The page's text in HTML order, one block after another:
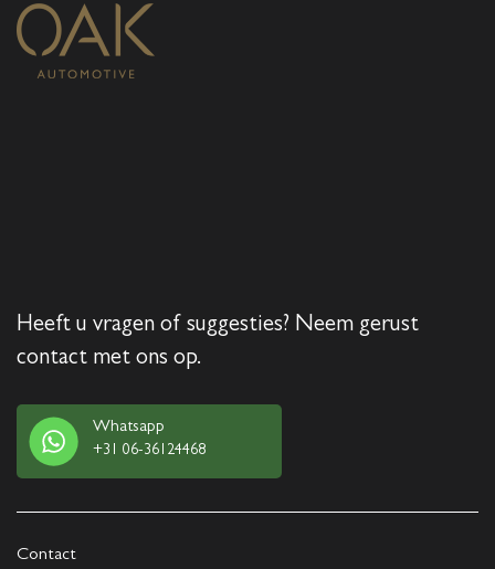
Heeft u vragen of suggesties? Neem gerust
contact met ons op.
Whatsapp
+31 06-36124468
Contact